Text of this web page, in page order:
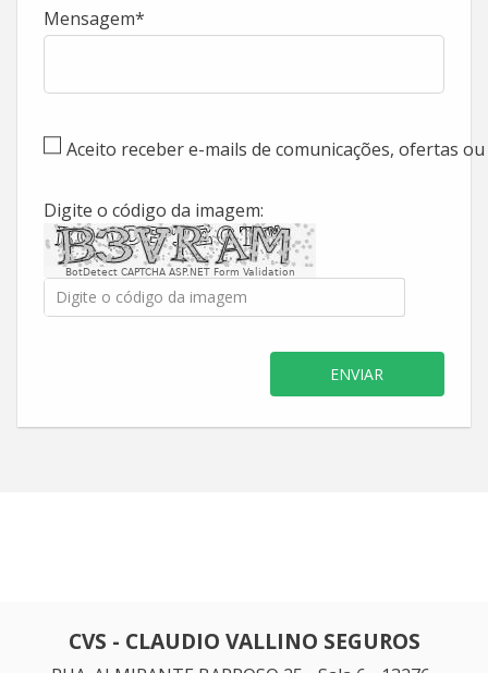
Mensagem
Aceito receber e-mails de comunicações, ofertas
Digite o código da imagem:
BotDetect CAPTCHA ASP.NET Form Validation
ENVIAR
CVS - CLAUDIO VALLINO SEGUROS